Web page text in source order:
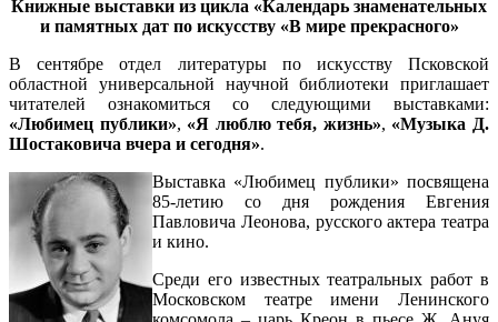
Книжные выставки из цикла «Календарь знаменательных
и памятных дат по искусству «В мире прекрасного»
В сентябре отдел литературы по искусству Псковской
областной универсальной научной библиотеки приглашает
читателей ознакомиться со следующими выставками:
«Любимец публики», «Я люблю тебя, жизнь», «Музыка Д.
Шостаковича вчера и сегодня».
Выставка «Любимец публики» посвящена
85-летию со дня рождения Евгения
Павловича Леонова, русского актера театра
и кино.
Среди его известных театральных работ в
Московском театре имени Ленинского